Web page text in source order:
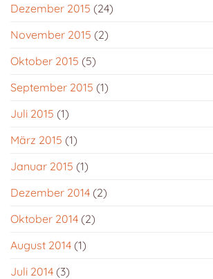
Dezember 2015 (24)
November 2015 (2)
Oktober 2015 (5)
September 2015 (1)
Juli 2015 (1)
März 2015 (1)
Januar 2015 (1)
Dezember 2014 (2)
Oktober 2014 (2)
August 2014 (1)
Juli 2014 (3)